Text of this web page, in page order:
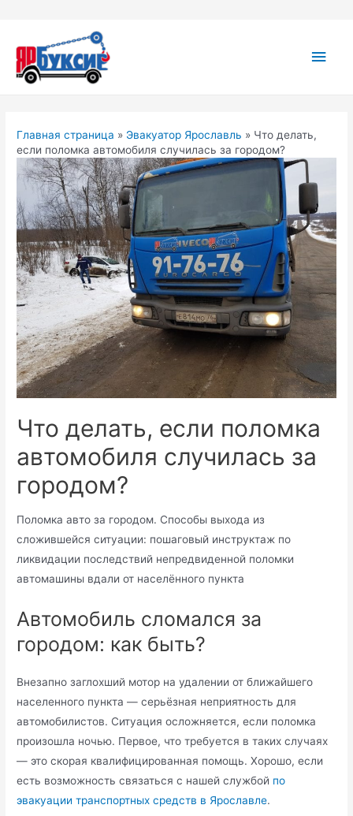
содержимому
Главная страница » Эвакуатор Ярославль » Что делать,
если поломка автомобиля случилась за городом?
Что делать, если поломка
автомобиля случилась за
городом?
Поломка авто за городом. Способы выхода из
сложившейся ситуации: пошаговый инструктаж по
ликвидации последствий непредвиденной поломки
автомашины вдали от населённого пункта
Автомобиль сломался за
городом: как быть?
Внезапно заглохший мотор на удалении от ближайшего
населенного пункта — серьёзная неприятность для
автомобилистов. Ситуация осложняется, если поломка
произошла ночью. Первое, что требуется в таких случаях
— это скорая квалифицированная помощь. Хорошо, если
есть возможность связаться с нашей службой по
эвакуации транспортных средств в Ярославле.